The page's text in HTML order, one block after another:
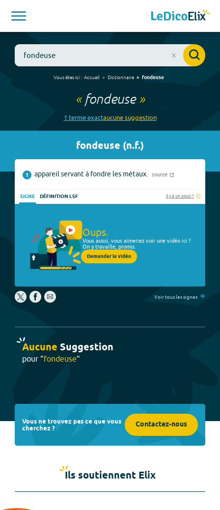
Vous êtes ici : Accueil Dictionnaire fondeuse
« fondeuse»
1 termeexactaucunesuggestion
fondeuse (n.f.)
1 appareil servant à fondre les métaux. source
SIGNE DÉFINITION LSF Il y a un souci ?
Oups.
Vous aussi, vous aimeriez voir une vidéo ici ?
On y travaille, promis.
Demander la vidéo
Voir tous les signes +
Aucune Suggestion
pour "fondeuse"
Vous ne trouvez pas ce que vous
cherchez ? Contactez-nous
Ils soutiennent Elix